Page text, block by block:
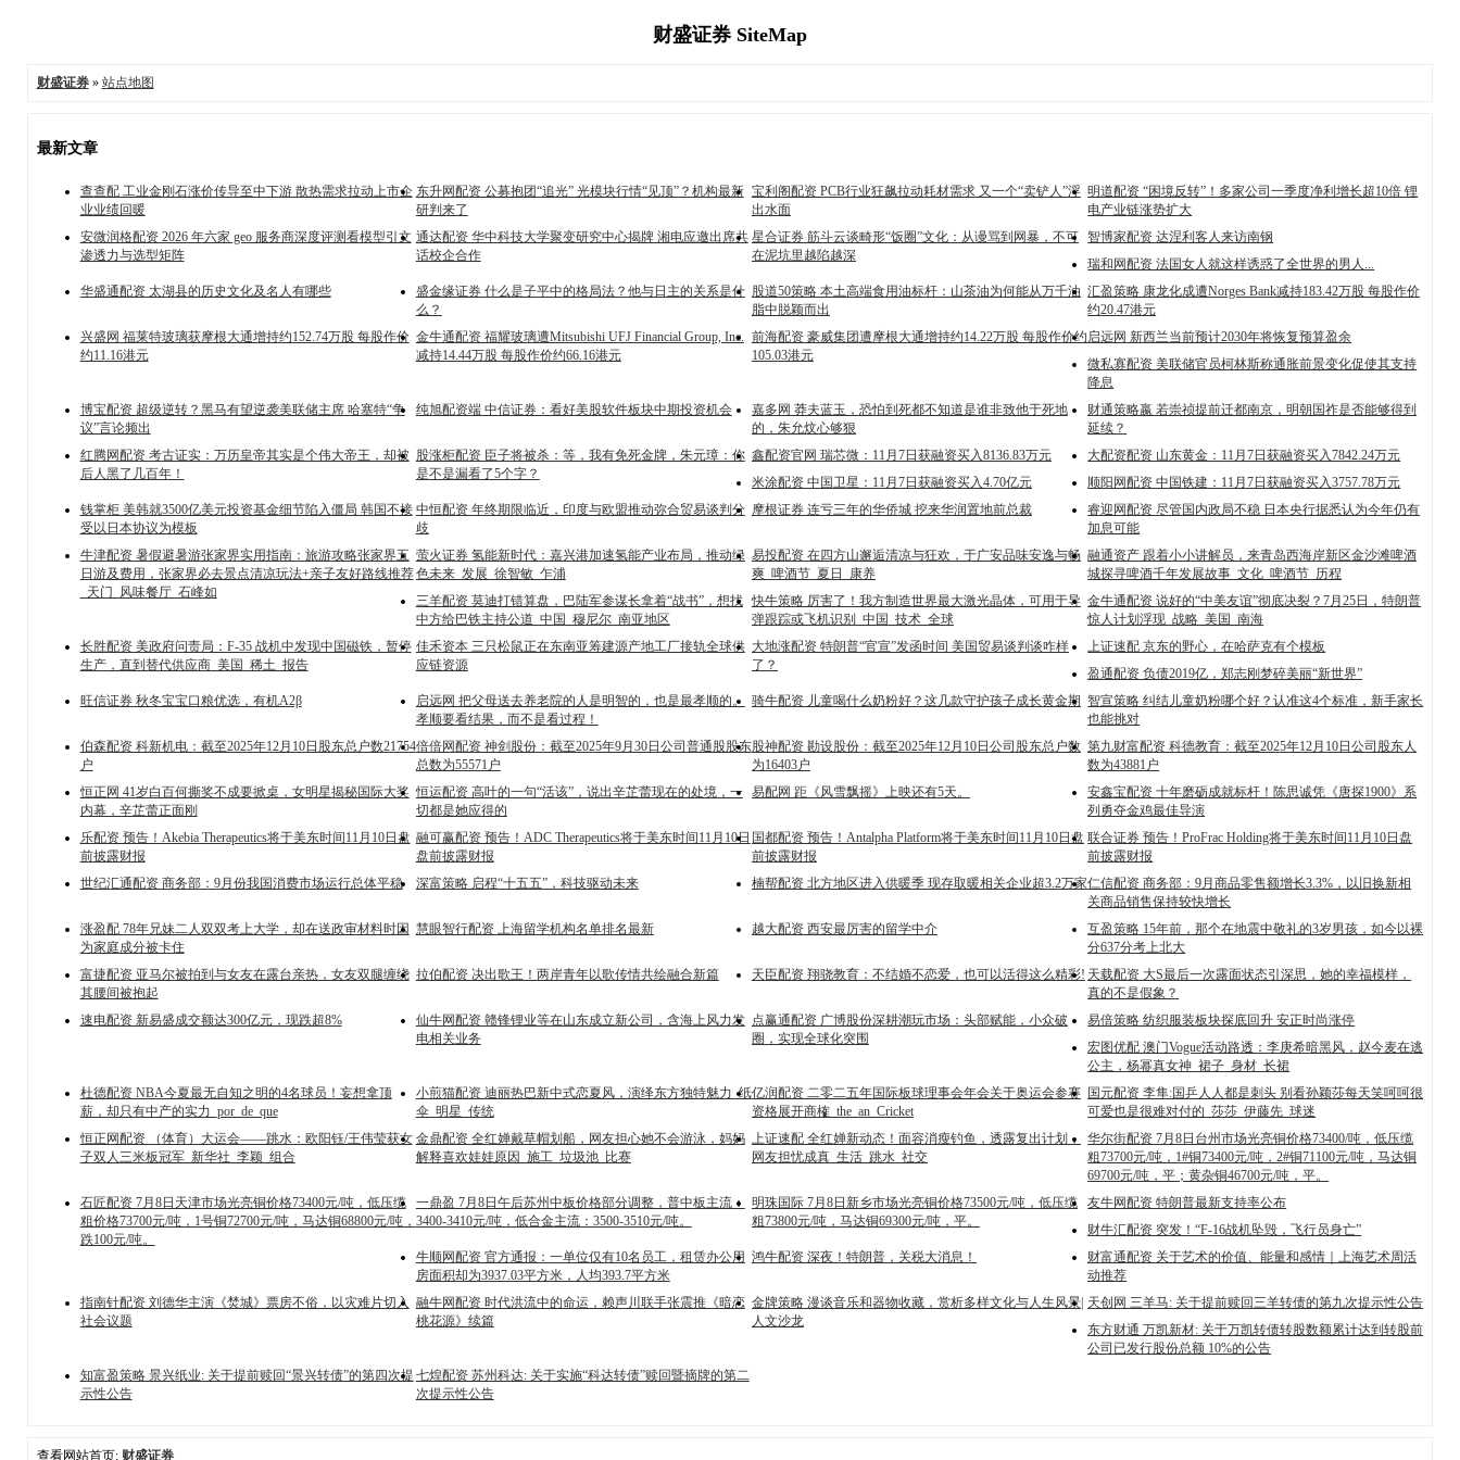
财盛证券 SiteMap
财盛证券» 站点地图
最新文章
查查配 工业金刚石涨价传导至中下游 散热需求拉动上市企
业业绩回暖
东升网配资 公募抱团“追光” 光模块行情“见顶”？机构最新
研判来了
宝利阁配资 PCB行业狂飙拉动耗材需求 又一个“卖铲人”浮
出水面
明道配资 “困境反转”！多家公司一季度净利增长超10倍 锂
电产业链涨势扩大
安微润格配资 2026 年六家 geo 服务商深度评测看模型引文
渗透力与选型矩阵
通达配资 华中科技大学聚变研究中心揭牌 湘电应邀出席共
话校企合作
星合证券 筋斗云谈畸形“饭圈”文化：从谩骂到网暴，不可
在泥坑里越陷越深
智博家配资 达涅利客人来访南钢
瑞和网配资 法国女人就这样诱惑了全世界的男人...
华盛通配资 太湖县的历史文化及名人有哪些
盛金缘证券 什么是子平中的格局法？他与日主的关系是什
么？
股道50策略 本土高端食用油标杆：山茶油为何能从万千油
脂中脱颖而出
汇盈策略 康龙化成遭Norges Bank减持183.42万股 每股作价
约20.47港元
兴盛网 福莱特玻璃获摩根大通增持约152.74万股 每股作价
约11.16港元
金牛通配资 福耀玻璃遭Mitsubishi UFJ Financial Group, Inc.
减持14.44万股 每股作价约66.16港元
前海配资 豪威集团遭摩根大通增持约14.22万股 每股作价约
105.03港元
启远网 新西兰当前预计2030年将恢复预算盈余
微私寡配资 美联储官员柯林斯称通胀前景变化促使其支持
降息
博宝配资 超级逆转？黑马有望逆袭美联储主席 哈塞特“争
议”言论频出
纯旭配资端 中信证券：看好美股软件板块中期投资机会
嘉多网 莽夫蓝玉，恐怕到死都不知道是谁非致他于死地
的，朱允炆心够狠
财通策略嬴 若崇祯提前迁都南京，明朝国祚是否能够得到
延续？
红腾网配资 考古证实：万历皇帝其实是个伟大帝王，却被
后人黑了几百年！
股涨柜配资 臣子将被杀：等，我有免死金牌，朱元璋：你
是不是漏看了5个字？
鑫配资官网 瑞芯微：11月7日获融资买入8136.83万元
大配资配资 山东黄金：11月7日获融资买入7842.24万元
米涂配资 中国卫星：11月7日获融资买入4.70亿元
顺阳网配资 中国铁建：11月7日获融资买入3757.78万元
钱掌柜 美韩就3500亿美元投资基金细节陷入僵局 韩国不接
受以日本协议为模板
中恒配资 年终期限临近，印度与欧盟推动弥合贸易谈判分
歧
摩根证券 连亏三年的华侨城 挖来华润置地前总裁
睿迎网配资 尽管国内政局不稳 日本央行据悉认为今年仍有
加息可能
牛津配资 暑假避暑游张家界实用指南：旅游攻略张家界五
日游及费用，张家界必去景点清凉玩法+亲子友好路线推荐
_天门_风味餐厅_石峰如
萤火证券 氢能新时代：嘉兴港加速氢能产业布局，推动绿
色未来_发展_徐智敏_乍浦
易投配资 在四方山邂逅清凉与狂欢，于广安品味安逸与畅
爽_啤酒节_夏日_康养
融通资产 跟着小小讲解员，来青岛西海岸新区金沙滩啤酒
城探寻啤酒千年发展故事_文化_啤酒节_历程
三羊配资 莫迪打错算盘，巴陆军参谋长拿着“战书”，想找
中方给巴铁主持公道_中国_穆尼尔_南亚地区
快牛策略 厉害了！我方制造世界最大激光晶体，可用于导
弹跟踪或飞机识别_中国_技术_全球
金牛通配资 说好的“中美友谊”彻底决裂？7月25日，特朗普
惊人计划浮现_战略_美国_南海
长胜配资 美政府问责局：F-35 战机中发现中国磁铁，暂停
生产，直到替代供应商_美国_稀土_报告
佳禾资本 三只松鼠正在东南亚筹建源产地工厂接轨全球供
应链资源
大地涨配资 特朗普“官宣”发函时间 美国贸易谈判谈咋样
了？
上证速配 京东的野心，在哈萨克有个模板
盈通配资 负债2019亿，郑志刚梦碎美丽“新世界”
旺信证券 秋冬宝宝口粮优选，有机A2β
启远网 把父母送去养老院的人是明智的，也是最孝顺的。
孝顺要看结果，而不是看过程！
骑牛配资 儿童喝什么奶粉好？这几款守护孩子成长黄金期 智宣策略 纠结儿童奶粉哪个好？认准这4个标准，新手家长
也能挑对
伯森配资 科新机电：截至2025年12月10日股东总户数21754
户
倍倍网配资 神剑股份：截至2025年9月30日公司普通股股东
总数为55571户
股神配资 勘设股份：截至2025年12月10日公司股东总户数
为16403户
第九财富配资 科德教育：截至2025年12月10日公司股东人
数为43881户
恒正网 41岁白百何撕奖不成要掀桌，女明星揭秘国际大奖
内幕，辛芷蕾正面刚
恒运配资 高叶的一句“活该”，说出辛芷蕾现在的处境，一
切都是她应得的
易配网 距《风雪飘摇》上映还有5天。
安鑫宝配资 十年磨砺成就标杆！陈思诚凭《唐探1900》系
列勇夺金鸡最佳导演
乐配资 预告！Akebia Therapeutics将于美东时间11月10日盘
前披露财报
融可赢配资 预告！ADC Therapeutics将于美东时间11月10日
盘前披露财报
国都配资 预告！Antalpha Platform将于美东时间11月10日盘
前披露财报
联合证券 预告！ProFrac Holding将于美东时间11月10日盘
前披露财报
世纪汇通配资 商务部：9月份我国消费市场运行总体平稳
深富策略 启程“十五五”，科技驱动未来 楠帮配资 北方地区进入供暖季 现存取暖相关企业超3.2万家仁信配资 商务部：9月商品零售额增长3.3%，以旧换新相
关商品销售保持较快增长
涨盈配 78年兄妹二人双双考上大学，却在送政审材料时因
为家庭成分被卡住
慧眼智行配资 上海留学机构名单排名最新 越大配资 西安最厉害的留学中介
互盈策略 15年前，那个在地震中敬礼的3岁男孩，如今以裸
分637分考上北大
富捷配资 亚马尔被拍到与女友在露台亲热，女友双腿缠绕
其腰间被抱起
拉伯配资 决出歌王！两岸青年以歌传情共绘融合新篇 天臣配资 翔骁教育：不结婚不恋爱，也可以活得这么精彩! 天载配资 大S最后一次露面状态引深思，她的幸福模样，
真的不是假象？
速电配资 新易盛成交额达300亿元，现跌超8%
仙牛网配资 赣锋锂业等在山东成立新公司，含海上风力发
电相关业务
点赢通配资 广博股份深耕潮玩市场：头部赋能，小众破
圈，实现全球化突围
易倍策略 纺织服装板块探底回升 安正时尚涨停
宏图优配 澳门Vogue活动路透：李庚希暗黑风，赵今麦在逃
公主，杨幂真女神_裙子_身材_长裙
杜德配资 NBA今夏最无自知之明的4名球员！妄想拿顶
薪，却只有中产的实力_por_de_que
小煎猫配资 迪丽热巴新中式恋夏风，演绎东方独特魅力_纸
伞_明星_传统
亿润配资 二零二五年国际板球理事会年会关于奥运会参赛
资格展开商榷_the_an_Cricket
国元配资 李隼:国乒人人都是刺头 别看孙颖莎每天笑呵呵很
可爱也是很难对付的_莎莎_伊藤先_球迷
恒正网配资 （体育）大运会——跳水：欧阳钰/王伟莹获女
子双人三米板冠军_新华社_李颖_组合
金鼎配资 全红婵戴草帽划船，网友担心她不会游泳，妈妈
解释喜欢娃娃原因_施工_垃圾池_比赛
上证速配 全红婵新动态！面容消瘦钓鱼，透露复出计划，
网友担忧成真_生活_跳水_社交
华尔街配资 7月8日台州市场光亮铜价格73400/吨，低压缆
粗73700元/吨，1#铜73400元/吨，2#铜71100元/吨，马达铜
69700元/吨，平；黄杂铜46700元/吨，平。
石匠配资 7月8日天津市场光亮铜价格73400元/吨，低压缆
粗价格73700元/吨，1号铜72700元/吨，马达铜68800元/吨，
跌100元/吨。
一鼎盈 7月8日午后苏州中板价格部分调整，普中板主流：
3400-3410元/吨，低合金主流：3500-3510元/吨。
明珠国际 7月8日新乡市场光亮铜价格73500元/吨，低压缆
粗73800元/吨，马达铜69300元/吨，平。
友牛网配资 特朗普最新支持率公布
财牛汇配资 突发！“F-16战机坠毁，飞行员身亡”
牛顺网配资 官方通报：一单位仅有10名员工，租赁办公用
房面积却为3937.03平方米，人均393.7平方米
鸿牛配资 深夜！特朗普，关税大消息！
财富通配资 关于艺术的价值、能量和感情｜上海艺术周活
动推荐
指南针配资 刘德华主演《焚城》票房不俗，以灾难片切入
社会议题
融牛网配资 时代洪流中的命运，赖声川联手张震推《暗恋
桃花源》续篇
金牌策略 漫谈音乐和器物收藏，赏析多样文化与人生风景|
人文沙龙
天创网 三羊马: 关于提前赎回三羊转债的第九次提示性公告
东方财通 万凯新材: 关于万凯转债转股数额累计达到转股前
公司已发行股份总额 10%的公告
知富盈策略 景兴纸业: 关于提前赎回“景兴转债”的第四次提
示性公告
七煌配资 苏州科达: 关于实施“科达转债”赎回暨摘牌的第二
次提示性公告
查看网站首页: 财盛证券